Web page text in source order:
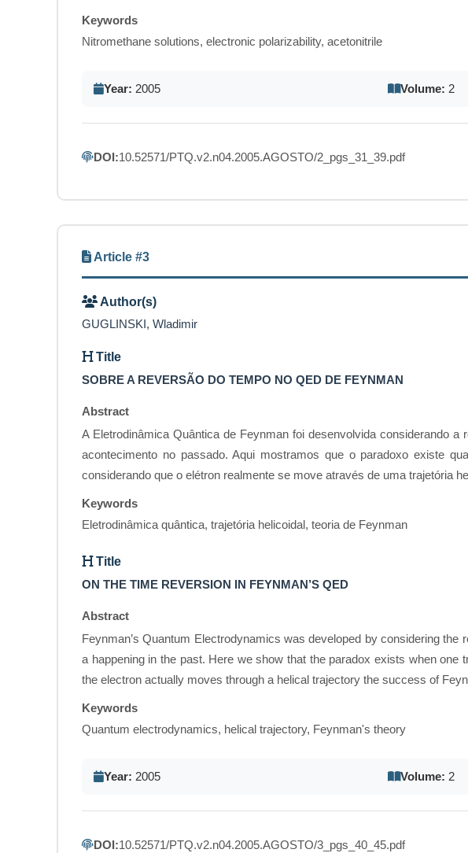
Keywords
Nitromethane solutions, electronic polarizability, acetonitrile
Year: 2005 Volume: 2
DOI:10.52571/PTQ.v2.n04.2005.AGOSTO/2_pgs_31_39.pdf
Article #3
Author(s)
GUGLINSKI, Wladimir
Title
SOBRE A REVERSÃO DO TEMPO NO QED DE FEYNMAN
Abstract
A Eletrodinâmica Quântica de Feynman foi desenvolvida considerando
acontecimento no passado. Aqui mostramos que o paradoxo existe
considerando que o elétron realmente se move através de uma trajetória
Keywords
Eletrodinâmica quântica, trajetória helicoidal, teoria de Feynman
Title
ON THE TIME REVERSION IN FEYNMAN’S QED
Abstract
Feynman’s Quantum Electrodynamics was developed by considering
a happening in the past. Here we show that the paradox exists when
the electron actually moves through a helical trajectory the success of
Keywords
Quantum electrodynamics, helical trajectory, Feynman's theory
Year: 2005 Volume: 2
DOI:10.52571/PTQ.v2.n04.2005.AGOSTO/3_pgs_40_45.pdf